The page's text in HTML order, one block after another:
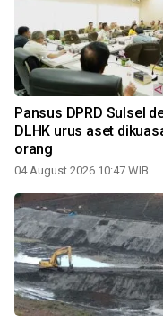
Pansus DPRD Sulsel
DLHK urus aset
orang
04 August 2026 10:47 WIB